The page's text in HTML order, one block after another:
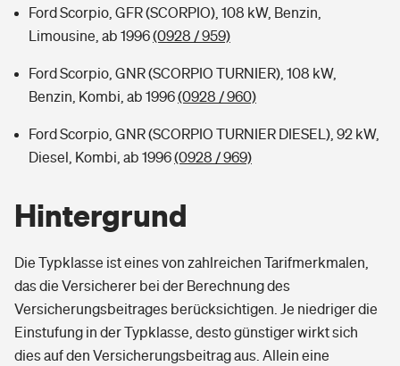
Ford Scorpio, GFR (SCORPIO), 108 kW, Benzin,
Limousine, ab 1996(0928 / 959)
Ford Scorpio, GNR (SCORPIO TURNIER), 108 kW,
Benzin, Kombi, ab 1996(0928 / 960)
Ford Scorpio, GNR (SCORPIO TURNIER DIESEL), 92 kW,
Diesel, Kombi, ab 1996(0928 / 969)
Hintergrund
Die Typklasse ist eines von zahlreichen Tarifmerkmalen,
das die Versicherer bei der Berechnung des
Versicherungsbeitrages berücksichtigen. Je niedriger die
Einstufung in der Typklasse, desto günstiger wirkt sich
dies auf den Versicherungsbeitrag aus. Allein eine